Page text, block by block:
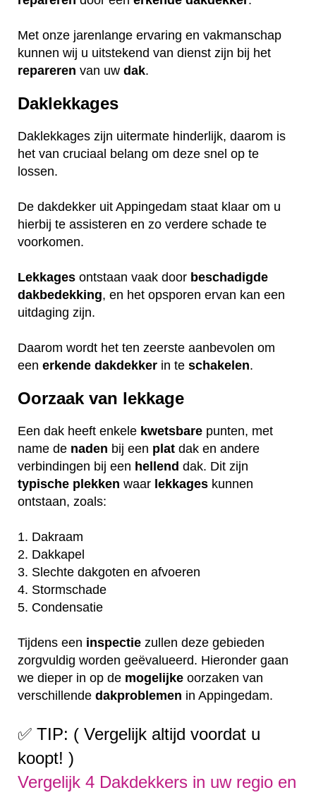
Met onze jarenlange ervaring en vakmanschap
kunnen wij u uitstekend van dienst zijn bij het
repareren van uw dak.
Daklekkages
Daklekkages zijn uitermate hinderlijk, daarom is
het van cruciaal belang om deze snel op te
lossen.
De dakdekker uit Appingedam staat klaar om u
hierbij te assisteren en zo verdere schade te
voorkomen.
Lekkages ontstaan vaak door beschadigde
dakbedekking, en het opsporen ervan kan een
uitdaging zijn.
Daarom wordt het ten zeerste aanbevolen om
een erkende dakdekker in te schakelen.
Oorzaak van lekkage
Een dak heeft enkele kwetsbare punten, met
name de naden bij een plat dak en andere
verbindingen bij een hellend dak. Dit zijn
typische plekken waar lekkages kunnen
ontstaan, zoals:
1. Dakraam
2. Dakkapel
3. Slechte dakgoten en afvoeren
4. Stormschade
5. Condensatie
Tijdens een inspectie zullen deze gebieden
zorgvuldig worden geëvalueerd. Hieronder gaan
we dieper in op de mogelijke oorzaken van
verschillende dakproblemen in Appingedam.
✅ TIP: ( Vergelijk altijd voordat u
koopt! )
Vergelijk 4 Dakdekkers in uw regio en